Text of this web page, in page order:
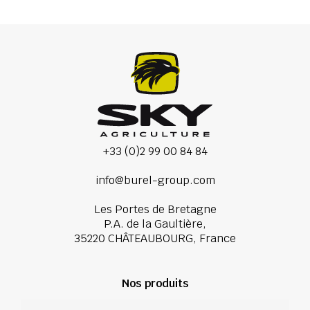
+33 (0)2 99 00 84 84
info@burel-group.com
Les Portes de Bretagne
P.A. de la Gaultière,
35220 CHÂTEAUBOURG, France
Nos produits